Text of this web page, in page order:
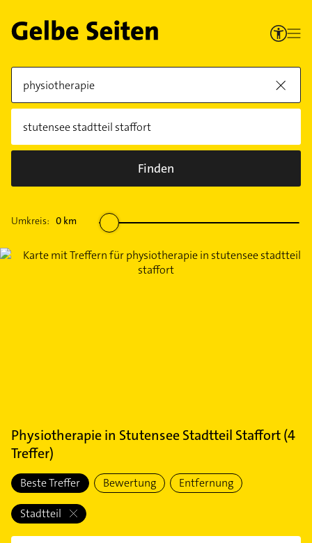
Finden
Umkreis: 0 km
Physiotherapiein Stutensee Stadtteil Staffort(4
Treffer)
Beste Treffer Bewertung Entfernung
Stadtteil